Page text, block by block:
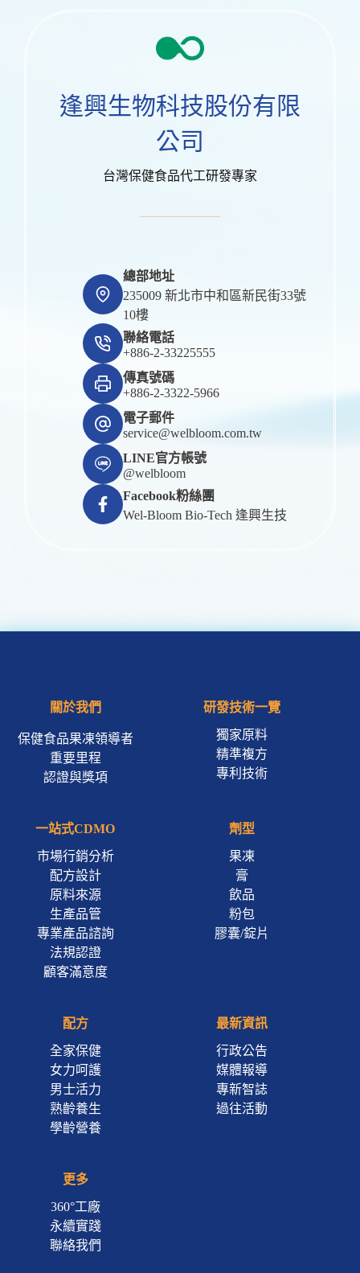
逢興生物科技股份有限
公司
台灣保健食品代工研發專家
總部地址
235009 新北市中和區新民街33號
10樓
聯絡電話
+886-2-33225555
傳真號碼
+886-2-3322-5966
電子郵件
service@welbloom.com.tw
LINE官方帳號
@welbloom
Facebook粉絲團
Wel-Bloom Bio-Tech 逢興生技
關於我們
保健食品果凍領導者
重要里程
認證與獎項
研發技術一覽
獨家原料
精準複方
專利技術
一站式CDMO
市場行銷分析
配方設計
原料來源
生產品管
專業產品諮詢
法規認證
顧客滿意度
劑型
果凍
膏
飲品
粉包
膠囊/錠片
配方
全家保健
女力呵護
男士活力
熟齡養生
學齡營養
最新資訊
行政公告
媒體報導
專新智誌
過往活動
更多
360°工廠
永續實踐
聯絡我們